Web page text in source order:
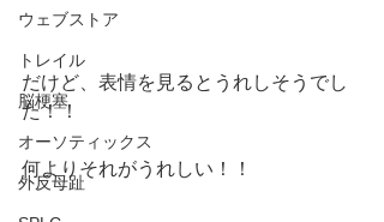
ウェブストア
トレイル
脳梗塞
オーソティックス
外反母趾
だけど、表情を見るとうれしそうでし
た！！
何よりそれがうれしい！！